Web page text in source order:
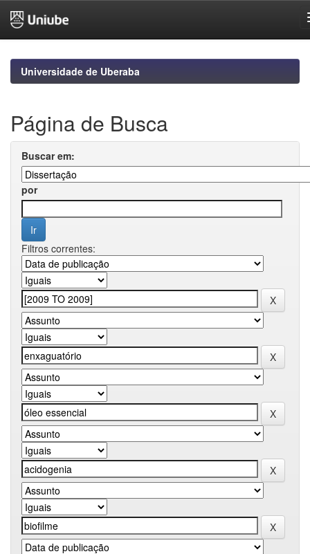
navigationUniversidade de Uberaba
Página de Busca
Buscar em:
por
Filtros correntes: